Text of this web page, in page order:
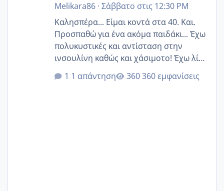
Melikara86· Σάββατο στις 12:30 PM
Καλησπέρα... Είμαι κοντά στα 40. Και.
Προσπαθώ για ένα ακόμα παιδάκι... Έχω
πολυκυστικές και αντίσταση στην
ινσουλίνη καθώς και χάσιμοτο! Έχω λίγα
κιλά παραπάνω και όσο κ αν προσπαθώ
δεν χάνω εύκολα! Προσπαθώ για ακόμη
1 απάντηση 360 εμφανίσεις